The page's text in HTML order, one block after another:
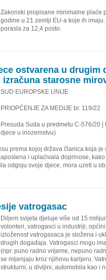
Zakonski propisane minimalne plaće
godine u 21 zemlji EU-a koje ih
porasla za 12,4 posto.
ostvarena u drugim
starosne
SUD EUROPSKE UNIJE
PRIOPĆENJE ZA MEDIJE br. 119/22
Presuda Suda u predmetu C-576/20
djece u inozemstvu)
prema kojoj država članica koja
i uplaćivala doprinose,
odgoju svoje djece, mora uzeti u
vatrogasac
Diljem svijeta djeluje više od 15
volonteri, vatrogasci u industriji,
izloženost vatrogasaca je složena i
drugih događaja. Vatrogasci mogu
(npr. puno radno vrijeme, nepuno
se mijenjaju kroz njihovu karijeru.
strukturni, u divljini, automobila kao i